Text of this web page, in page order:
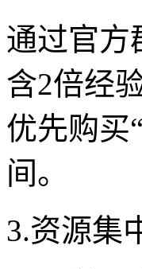
通过官方
含2倍经
优先购买
间。
3.资源集